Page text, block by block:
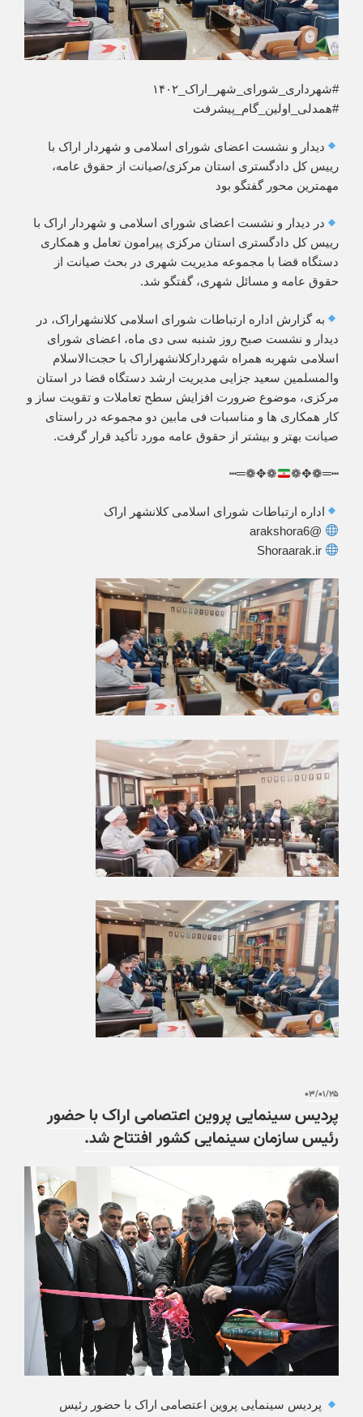
#شهرداری_شورای_شهر_اراک_۱۴۰۲
#همدلی_اولین_گام_پیشرفت
دیدار و نشست اعضای شورای اسلامی و شهردار اراک با
رییس کل دادگستری استان مرکزی/صیانت از حقوق عامه،
مهمترین محور گفتگو بود
در دیدار ‌‌و نشست اعضای شورای اسلامی و شهردار اراک با
رییس کل دادگستری استان مرکزی پیرامون تعامل و همکاری
دستگاه قضا با مجموعه مدیریت شهری در بحث صیانت از
حقوق عامه و مسائل شهری، گفتگو شد.
به گزارش اداره ارتباطات شورای اسلامی کلانشهراراک، در
دیدار و ‌نشست صبح روز شنبه سی دی ماه، اعضای شورای
اسلامی شهربه همراه شهردارکلانشهراراک با حجت‌الاسلام
والمسلمین سعید جزایی مدیریت ارشد دستگاه قضا در استان
مرکزی، موضوع ضرورت افزایش سطح تعاملات و تقویت ساز و
کار همکاری ها و مناسبات فی مابین دو مجموعه در راستای
صیانت بهتر و بیشتر از حقوق عامه مورد تأکید قرار گرفت.
┅═❁✥❁
❁✥❁═┅
اداره ارتباطات شورای اسلامی کلانشهر اراک
@arakshora6
Shoraarak.ir
۰۳/۰۱/۲۵
پردیس سینمایی پروین اعتصامی اراک با حضور
رئیس سازمان سینمایی کشور افتتاح شد.
پردیس سینمایی پروین اعتصامی اراک با حضور رئیس